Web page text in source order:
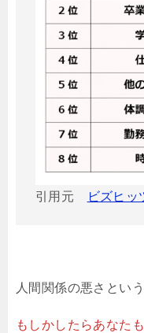
引用元 ビズヒッ
人間関係の悪さとい
もしかしたらあなた